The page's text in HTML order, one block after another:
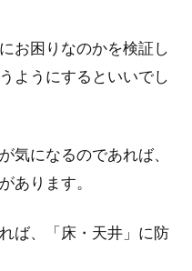
性が高く、水漏れとは無縁の建
でも大丈夫！新築の失
スの選び方
ぶとき、その種類の多さに驚か
お困りなのかを検証し
ようにするといいでし
気になるのであれば、
あります。
ば、「床・天井」に防